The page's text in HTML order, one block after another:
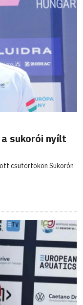
sukorói nyílt
csütörtökön Sukorón